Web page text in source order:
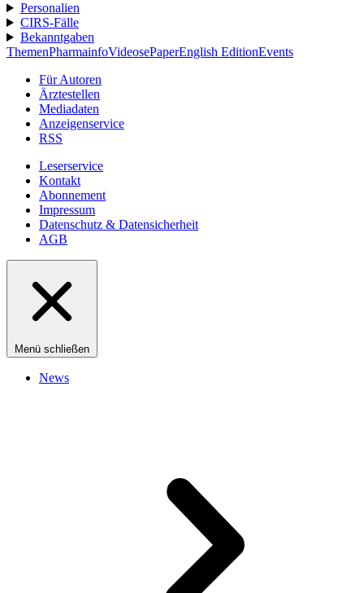
Personalien
CIRS-Fälle
Bekanntgaben
ThemenPharmainfoVideosePaperEnglish EditionEvents
Für Autoren
Ärztestellen
Mediadaten
Anzeigenservice
RSS
Leserservice
Kontakt
Abonnement
Impressum
Datenschutz & Datensicherheit
AGB
Menü schließen
News